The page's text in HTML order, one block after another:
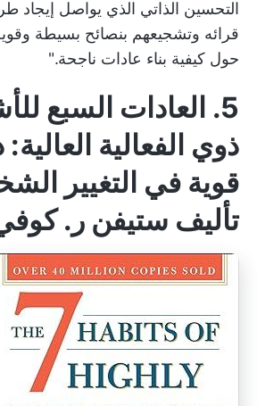
التحسين الذاتي الذي يواصل إيجاد
قرائه وتشجيعهم بنصائح بسيطة
حول كيفية بناء عادات ناجحة."
5. العادات السبع
ذوي الفعالية
قوية في التغيير
تأليف ستيفن ر.